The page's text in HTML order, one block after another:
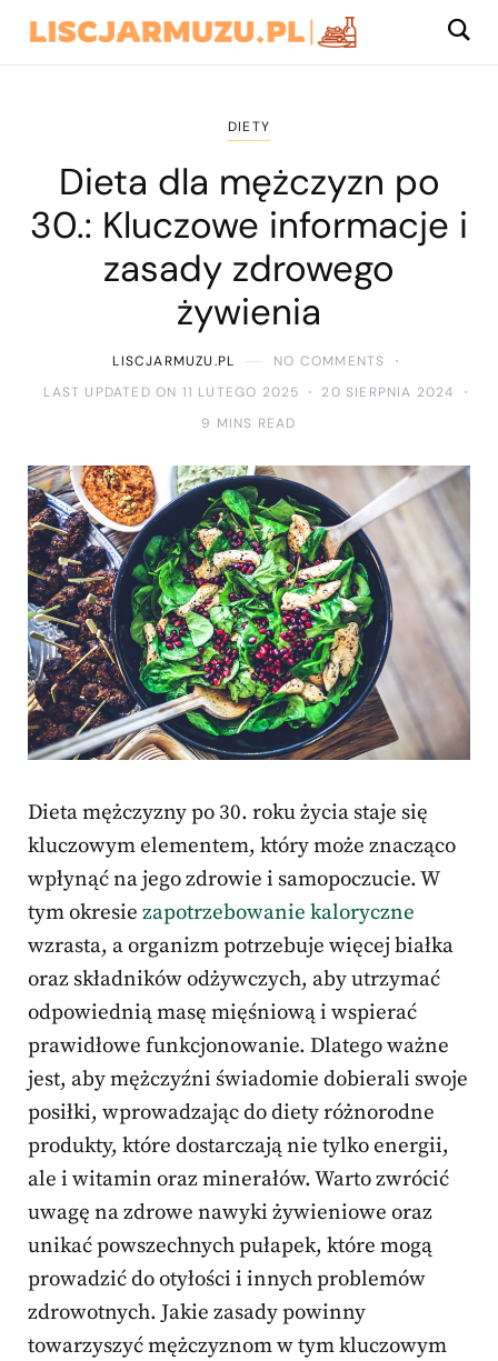
DIETY
Dieta dla mężczyzn po
30.: Kluczowe informacje i
zasady zdrowego
żywienia
LISCJARMUZU.PL
NO COMMENTS
LAST UPDATED ON 11 LUTEGO 2025
20 SIERPNIA 2024
9 MINS READ
Dieta mężczyzny po 30. roku życia staje się
kluczowym elementem, który może znacząco
wpłynąć na jego zdrowie i samopoczucie. W
tym okresie zapotrzebowanie kaloryczne
wzrasta, a organizm potrzebuje więcej białka
oraz składników odżywczych, aby utrzymać
odpowiednią masę mięśniową i wspierać
prawidłowe funkcjonowanie. Dlatego ważne
jest, aby mężczyźni świadomie dobierali swoje
posiłki, wprowadzając do diety różnorodne
produkty, które dostarczają nie tylko energii,
ale i witamin oraz minerałów. Warto zwrócić
uwagę na zdrowe nawyki żywieniowe oraz
unikać powszechnych pułapek, które mogą
prowadzić do otyłości i innych problemów
zdrowotnych. Jakie zasady powinny
towarzyszyć mężczyznom w tym kluczowym